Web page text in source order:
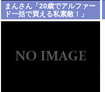
まんさん「20歳でアルファー
ド一括で買える私素敵！」